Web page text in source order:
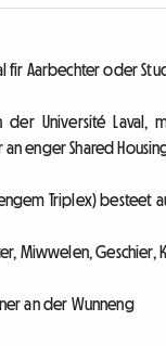
fir Aarbechter oder
Université Laval,
enger Shared
Triplex) besteet
Miwwelen, Geschier,
an der Wunneng